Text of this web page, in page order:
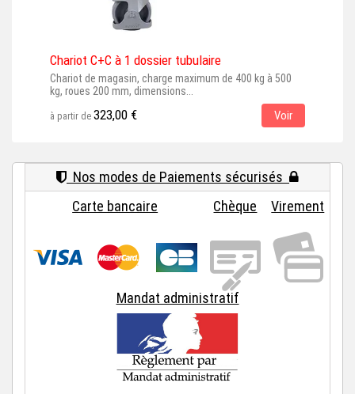
Chariot C+C à 1 dossier tubulaire
Chariot de magasin, charge maximum de 400 kg à 500
kg, roues 200 mm, dimensions...
à partir de 323,00 € Voir
Nos modes de Paiements sécurisés
Carte bancaire
Chèque Virement
Mandat administratif